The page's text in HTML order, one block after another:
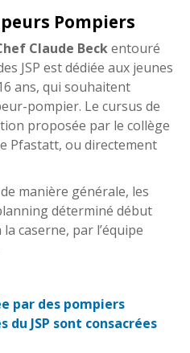
Pompiers
Claude Beckentouré
JSP est dédiée aux jeunes
ans, qui souhaitent
pompier. Le cursus de
proposée par le collège
Pfastatt, ou directement
manière générale, les
déterminé début
caserne, par l’équipe
par des pompiers
JSP sont consacrées